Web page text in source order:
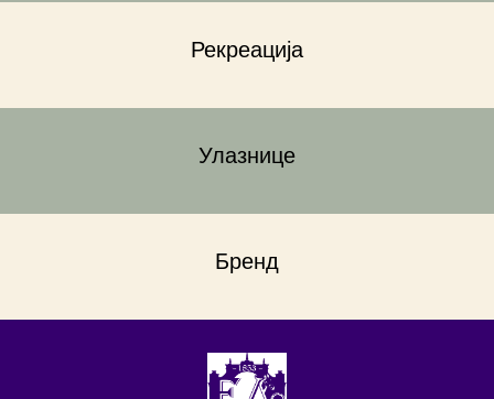
Рекреација
Улазнице
Бренд